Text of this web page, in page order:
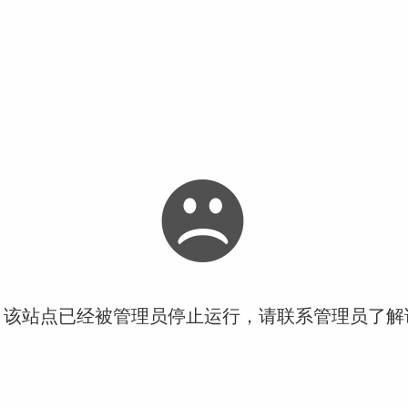
站点已经被管理员停止运行，请联系管理员了